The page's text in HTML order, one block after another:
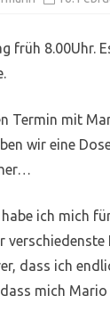
früh 8.00Uhr.
Termin mit
wir eine
ich mich
dass ich
mich